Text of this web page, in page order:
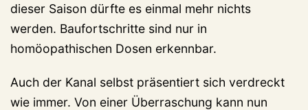
dieser Saison dürfte es einmal mehr nichts
werden. Baufortschritte sind nur in
homöopathischen Dosen erkennbar.
Auch der Kanal selbst präsentiert sich verdreckt
wie immer. Von einer Überraschung kann nun